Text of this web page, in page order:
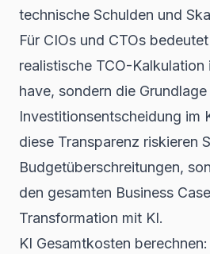
technische Schulden und
Für CIOs und CTOs
realistische TCO-
have, sondern die
Investitionsentscheidung im
diese Transparenz riskieren
Budgetüberschreitungen,
den gesamten Business
Transformation mit KI.
KI Gesamtkosten